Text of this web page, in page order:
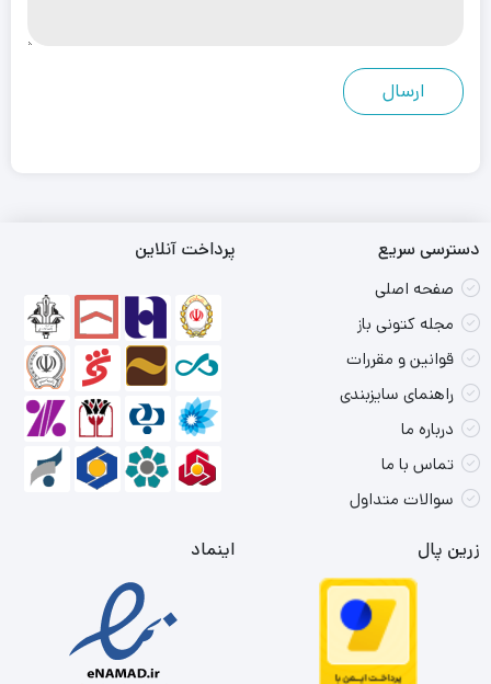
دسترسی سریع
صفحه اصلی
مجله کتونی باز
قوانین و مقررات
راهنمای سایزبندی
درباره ما
تماس با ما
سوالات متداول
پرداخت آنلاین
زرین پال اینماد